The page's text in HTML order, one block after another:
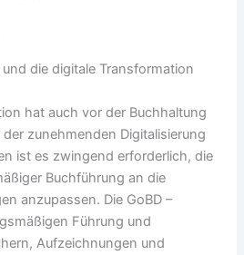
die digitale Transformation
hat auch vor der Buchhaltung
zunehmenden Digitalisierung
ist es zwingend erforderlich, die
Buchführung an die
anzupassen. Die GoBD –
Führung und
Aufzeichnungen und